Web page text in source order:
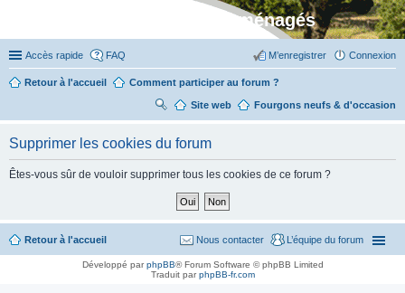
Stylevan - Vans aménagés
Accès rapide FAQ Connexion
M’enregistrer
Retour à l'accueil Comment participer au forum ?
Fourgons neufs & d'occasion
Site web
R
her
ch
Supprimer les cookies du forum
Êtes-vous sûr de vouloir supprimer tous les cookies de ce forum ?
Retour à l'accueil L’équipe du forum
Nous contacter
Développé parphpBB® Forum Software © phpBB Limited
Traduit parphpBB-fr.com